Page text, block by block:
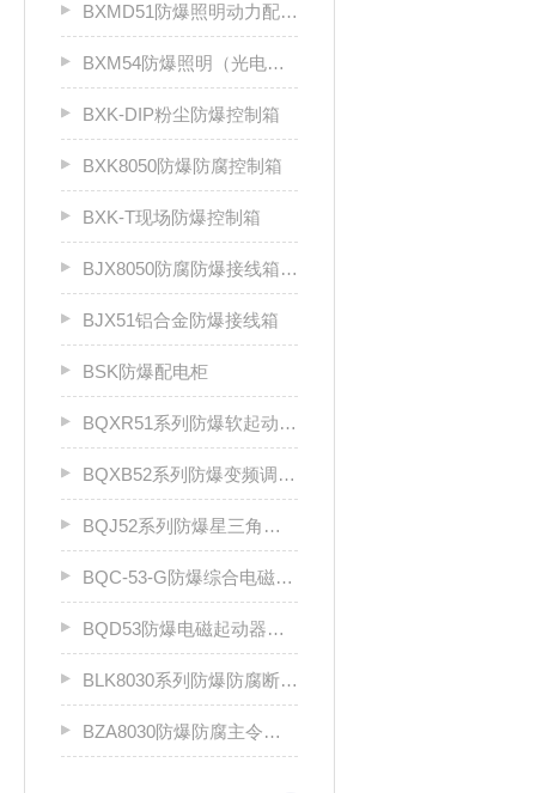
BXMD51防爆照明动力配电箱
BXM54防爆照明（光电效应）配电箱
BXK-DIP粉尘防爆控制箱
BXK8050防爆防腐控制箱
BXK-T现场防爆控制箱
BJX8050防腐防爆接线箱厂家
BJX51铝合金防爆接线箱
BSK防爆配电柜
BQXR51系列防爆软起动器（ⅡB）
BQXB52系列防爆变频调速箱（II B）
BQJ52系列防爆星三角起动箱（Ⅱ B）
BQC-53-G防爆综合电磁起动器
BQD53防爆电磁起动器（Ⅱ B、Ⅱ C）
BLK8030系列防爆防腐断路器
BZA8030防爆防腐主令控制器